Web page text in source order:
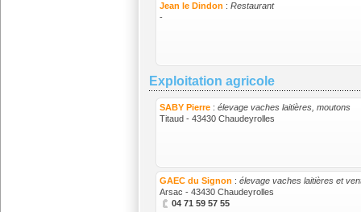
Jean le Dindon : Restaurant
-
Exploitation agricole
SABY Pierre: élevage vaches laitières, moutons
Titaud - 43430 Chaudeyrolles
GAEC du Signon : élevage vaches laitières et
Arsac - 43430 Chaudeyrolles
04 71 59 57 55